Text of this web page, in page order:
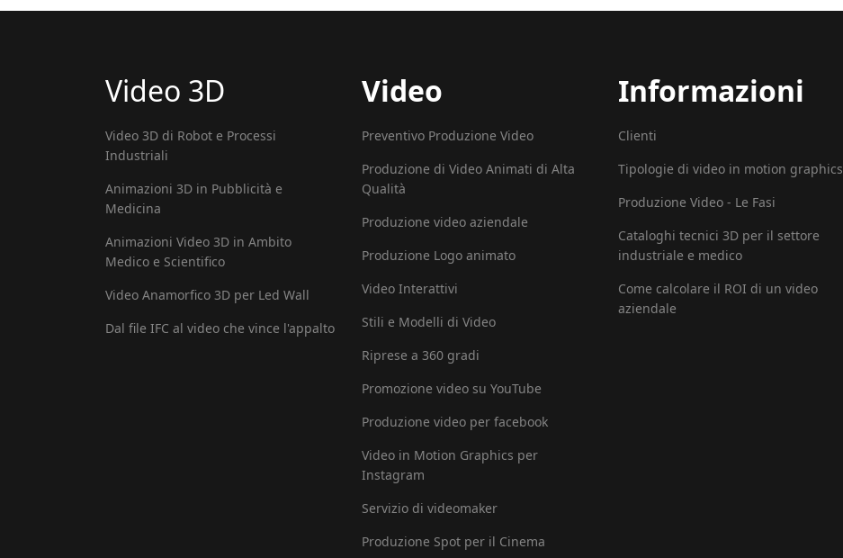
Video 3D
Video 3D di Robot e Processi
Industriali
Animazioni 3D in Pubblicità e
Medicina
Animazioni Video 3D in Ambito
Medico e Scientifico
Video Anamorfico 3D per Led Wall
Dal file IFC al video che vince l'appalto
Video
Preventivo Produzione Video
Produzione di Video Animati di Alta
Qualità
Produzione video aziendale
Produzione Logo animato
Video Interattivi
Stili e Modelli di Video
Riprese a 360 gradi
Promozione video su YouTube
Produzione video per facebook
Video in Motion Graphics per
Instagram
Servizio di videomaker
Produzione Spot per il Cinema
Informazioni
Clienti
Tipologie di video in motion graphics
Produzione Video - Le Fasi
Cataloghi tecnici 3D per il settore
industriale e medico
Come calcolare il ROI di un video
aziendale